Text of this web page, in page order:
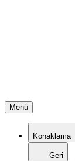
Menü
Konaklama
Geri